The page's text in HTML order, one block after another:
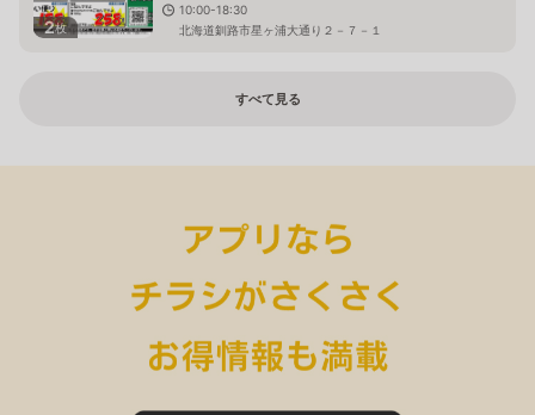
2枚
10:00-18:30
北海道釧路市星ヶ浦大通り２－７－１
すべて見る